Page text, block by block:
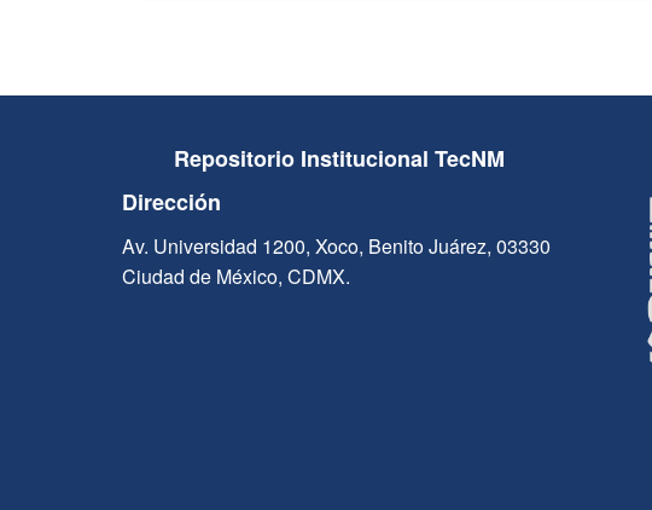
Repositorio Institucional TecNM
Dirección
Av. Universidad 1200, Xoco, Benito Juárez, 03330
Ciudad de México, CDMX.